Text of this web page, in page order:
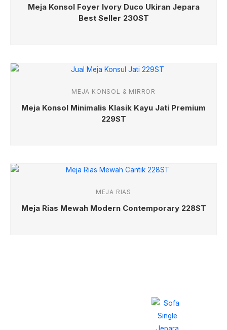
Meja Konsol Foyer Ivory Duco Ukiran Jepara
Best Seller 230ST
MEJA KONSOL & MIRROR
Meja Konsol Minimalis Klasik Kayu Jati Premium
229ST
MEJA RIAS
Meja Rias Mewah Modern Contemporary 228ST